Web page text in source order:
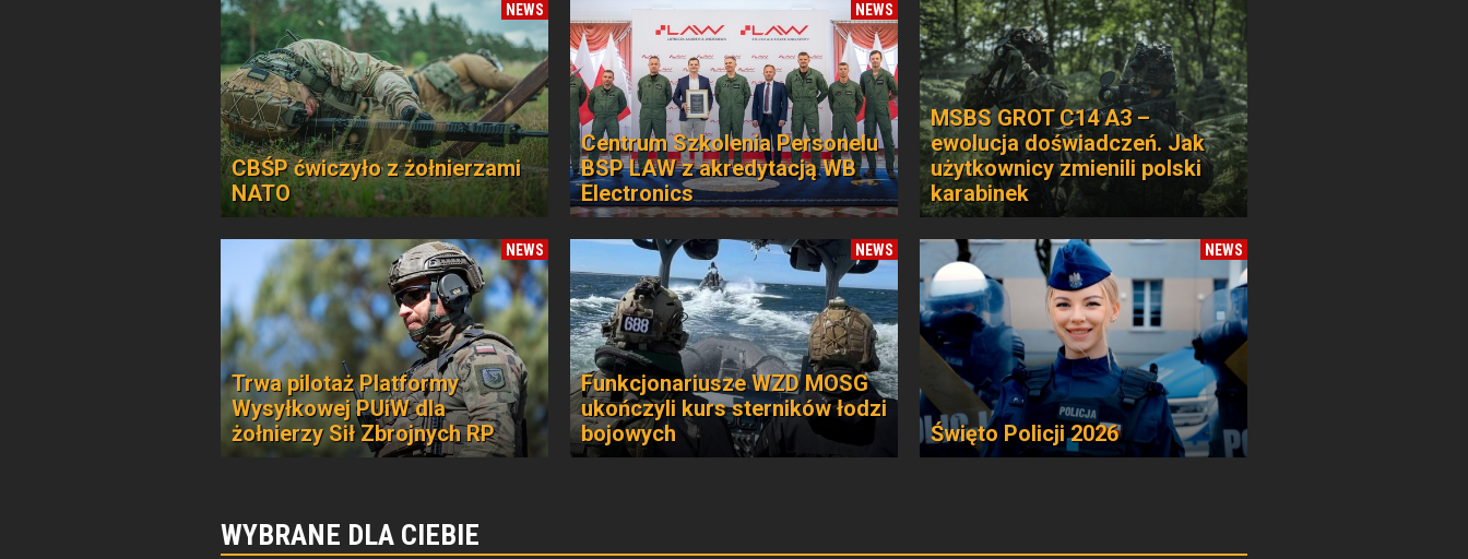
NEWS
CBŚP ćwiczyło z żołnierzami
NATO
NEWS
Centrum Szkolenia Personelu
BSP LAW z akredytacją WB
Electronics
MSBS GROT C14 A3 –
ewolucja doświadczeń. Jak
użytkownicy zmienili polski
karabinek
NEWS
Trwa pilotaż Platformy
Wysyłkowej PUiW dla
żołnierzy Sił Zbrojnych RP
NEWS
Funkcjonariusze WZD MOSG
ukończyli kurs sterników łodzi
bojowych
NEWS
Święto Policji 2026
WYBRANE DLA CIEBIE